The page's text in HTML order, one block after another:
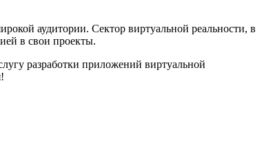
аудитории. Сектор виртуальной реальности, в
в свои проекты.
разработки приложений виртуальной